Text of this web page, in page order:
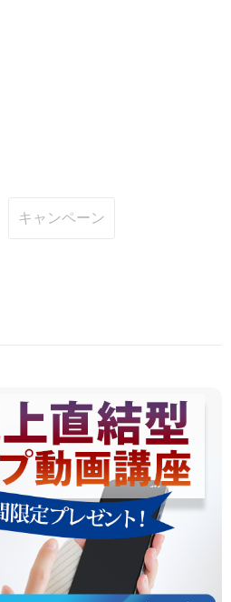
キャンペーン